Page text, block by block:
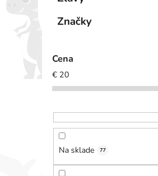
Značky
Cena
€ 20
Na sklade 77